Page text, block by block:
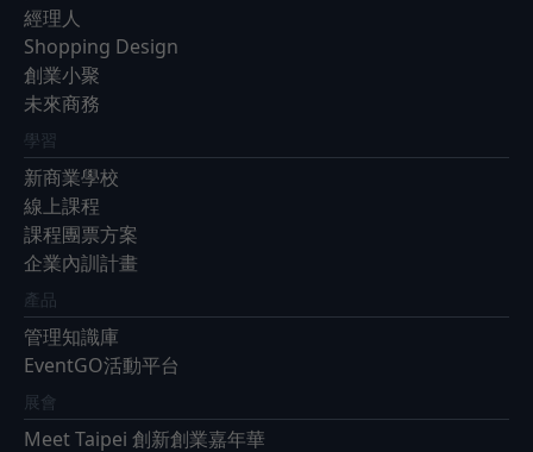
經理人
Shopping Design
創業小聚
未來商務
學習
新商業學校
線上課程
課程團票方案
企業內訓計畫
產品
管理知識庫
EventGO活動平台
展會
Meet Taipei 創新創業嘉年華